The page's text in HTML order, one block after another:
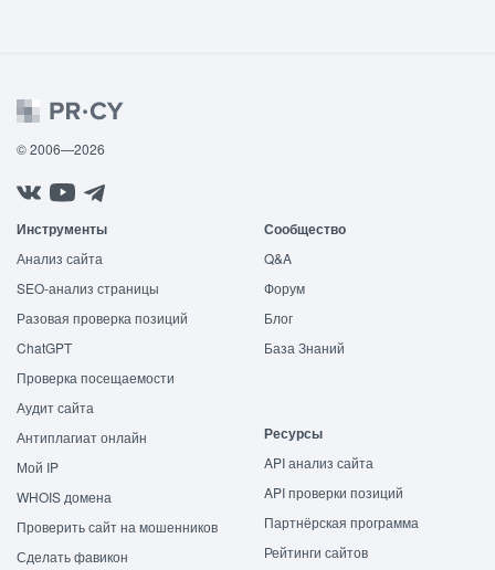
© 2006—2026
Инструменты
Анализ сайта
SEO-анализ страницы
Разовая проверка позиций
ChatGPT
Проверка посещаемости
Аудит сайта
Антиплагиат онлайн
Мой IP
WHOIS домена
Проверить сайт на мошенников
Сделать фавикон
Сообщество
Q&A
Форум
Блог
База Знаний
Ресурсы
API анализ сайта
API проверки позиций
Партнёрская программа
Рейтинги сайтов